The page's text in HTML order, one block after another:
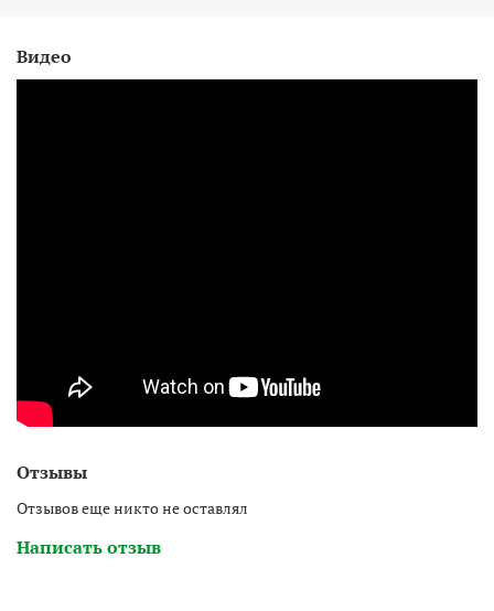
Видео
Отзывы
Отзывов еще никто не оставлял
Написать отзыв